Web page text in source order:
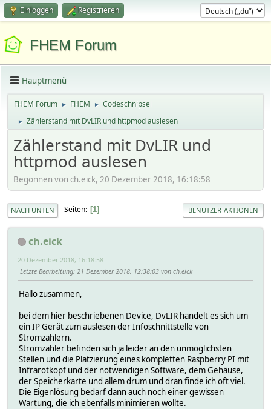
Einloggen Registrieren
FHEM Forum
Hauptmenü
FHEM Forum ► FHEM ► Codeschnipsel
► Zählerstand mit DvLIR und httpmod auslesen
Zählerstand mit DvLIR und
httpmod auslesen
Begonnen von ch.eick, 20 Dezember 2018, 16:18:58
NACH UNTEN Seiten 1 BENUTZER-AKTIONEN
ch.eick
20 Dezember 2018, 16:18:58
Letzte Bearbeitung: 21 Dezember 2018, 12:38:03 von ch.eick
Hallo zusammen,
bei dem hier beschriebenen Device, DvLIR handelt es sich um
ein IP Gerät zum auslesen der Infoschnittstelle von
Stromzählern.
Stromzähler befinden sich ja leider an den unmöglichsten
Stellen und die Platzierung eines kompletten Raspberry PI mit
Infrarotkopf und der notwendigen Software, dem Gehäuse,
der Speicherkarte und allem drum und dran finde ich oft viel.
Die Eigenlösung bedarf dann auch noch einer gewissen
Wartung, die ich ebenfalls minimieren wollte.